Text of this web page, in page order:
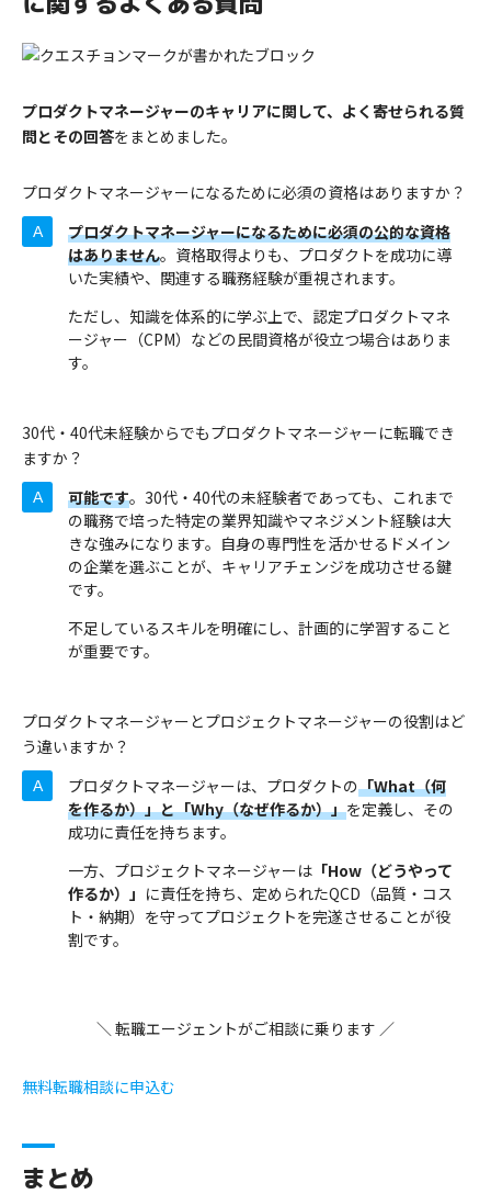
プロダクトマネージャーのキャリアに関して、よく寄せられる質
問とその回答をまとめました。
プロダクトマネージャーになるために必須の資格はありますか？
プロダクトマネージャーになるために必須の公的な資格
はありません。資格取得よりも、プロダクトを成功に導
いた実績や、関連する職務経験が重視されます。
ただし、知識を体系的に学ぶ上で、認定プロダクトマネ
ージャー（CPM）などの民間資格が役立つ場合はありま
す。
30代・40代未経験からでもプロダクトマネージャーに転職でき
ますか？
可能です。30代・40代の未経験者であっても、これまで
の職務で培った特定の業界知識やマネジメント経験は大
きな強みになります。自身の専門性を活かせるドメイン
の企業を選ぶことが、キャリアチェンジを成功させる鍵
です。
不足しているスキルを明確にし、計画的に学習すること
が重要です。
プロダクトマネージャーとプロジェクトマネージャーの役割はど
う違いますか？
プロダクトマネージャーは、プロダクトの「What（何
を作るか）」と「Why（なぜ作るか）」を定義し、その
成功に責任を持ちます。
一方、プロジェクトマネージャーは 「How（どうやって
作るか）」 に責任を持ち、定められたQCD（品質・コス
ト・納期）を守ってプロジェクトを完遂させることが役
割です。
＼ 転職エージェントがご相談に乗ります ／
無料転職相談に申込む
まとめ